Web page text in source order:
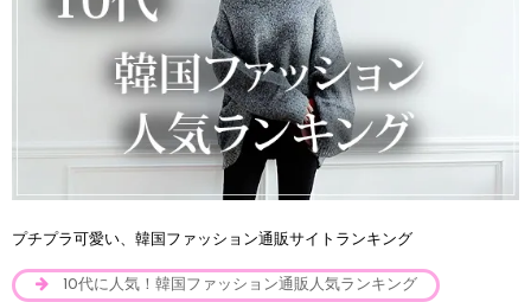
プチプラ可愛い、韓国ファッション通販サイトランキング
10代に人気！韓国ファッション通販人気ランキング